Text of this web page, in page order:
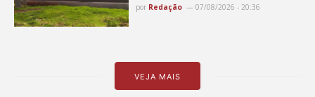
por Redação 07/08/2026 - 20:36
VEJA MAIS